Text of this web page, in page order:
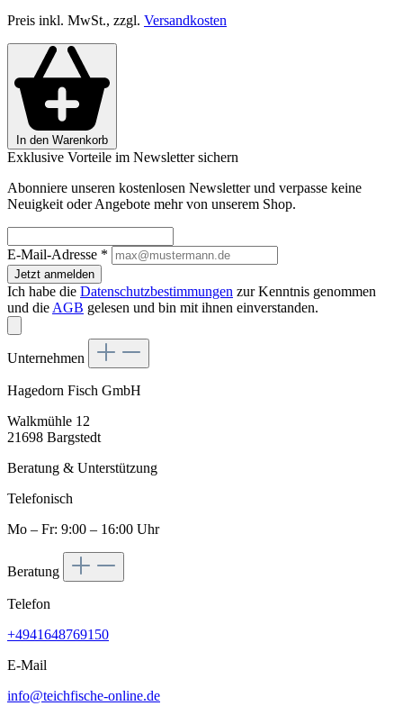
Preis inkl. MwSt., zzgl. Versandkosten
In den Warenkorb
Exklusive Vorteile im Newsletter sichern
Abonniere unseren kostenlosen Newsletter und verpasse keine
Neuigkeit oder Angebote mehr von unserem Shop.
E-Mail-Adresse *
Jetzt anmelden
Ich habe die Datenschutzbestimmungen zur Kenntnis genommen
und die AGB gelesen und bin mit ihnen einverstanden.
Unternehmen
Hagedorn Fisch GmbH
Walkmühle 12
21698 Bargstedt
Beratung & Unterstützung
Telefonisch
Mo – Fr: 9:00 – 16:00 Uhr
Beratung
Telefon
+4941648769150
E-Mail
info@teichfische-online.de